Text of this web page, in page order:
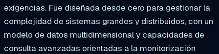
exigencias. Fue diseñada desde cero para gestionar la
complejidad de sistemas grandes y distribuidos, con un
modelo de datos multidimensional y capacidades de
consulta avanzadas orientadas a la monitorización